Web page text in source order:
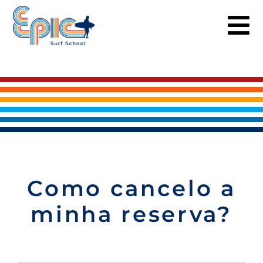
Skip
content
Como cancelo a
minha reserva?